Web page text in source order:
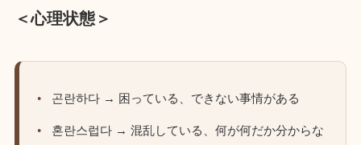
＜心理状態＞
곤란하다 → 困っている、できない事情がある
혼란스럽다 → 混乱している、何が何だか分からな